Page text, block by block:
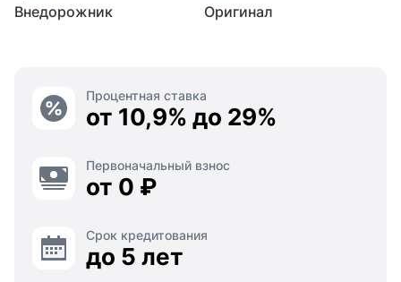
Внедорожник Оригинал
Процентная ставка
от 10,9% до 29%
Первоначальный взнос
от 0 ₽
Срок кредитования
до 5 лет